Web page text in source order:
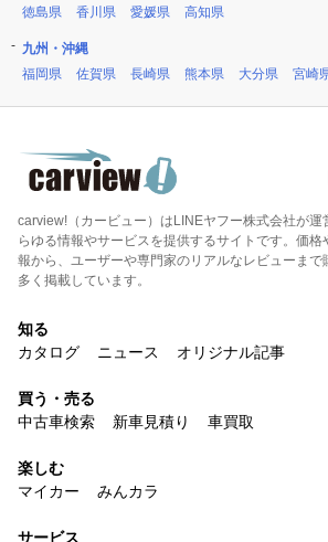
徳島県
香川県 愛媛県 高知県
九州・沖縄
福岡県
佐賀県 長崎県 熊本県 大分県 宮崎
carview!（カービュー）はLINEヤフー株式会社が運
らゆる情報やサービスを提供するサイトです。価
報から、ユーザーや専門家のリアルなレビューまで
多く掲載しています。
知る
カタログ
ニュース オリジナル記事
買う・売る
中古車検索
新車見積り 車買取
楽しむ
マイカー
みんカラ
サービス